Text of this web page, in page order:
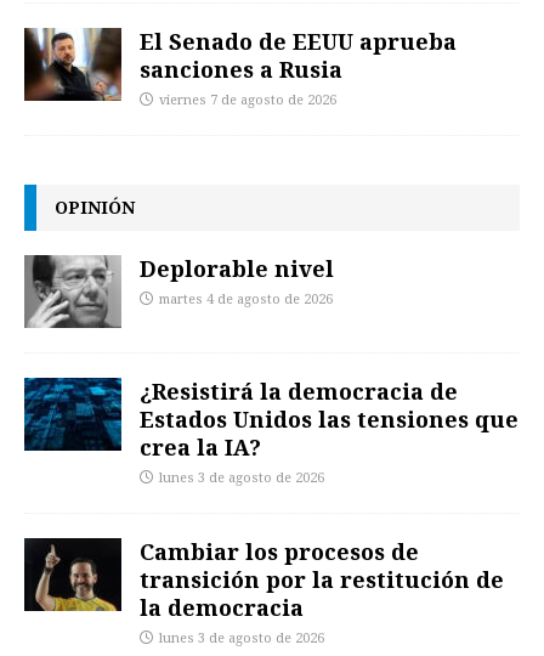
El Senado de EEUU aprueba
sanciones a Rusia
viernes 7 de agosto de 2026
OPINIÓN
Deplorable nivel
martes 4 de agosto de 2026
¿Resistirá la democracia de
Estados Unidos las tensiones que
crea la IA?
lunes 3 de agosto de 2026
Cambiar los procesos de
transición por la restitución de
la democracia
lunes 3 de agosto de 2026